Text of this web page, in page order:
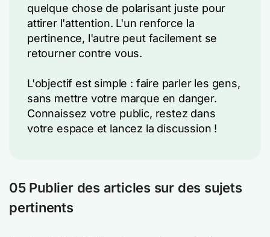
quelque chose de polarisant juste pour
attirer l'attention. L'un renforce la
pertinence, l'autre peut facilement se
retourner contre vous.
L'objectif est simple : faire parler les gens,
sans mettre votre marque en danger.
Connaissez votre public, restez dans
votre espace et lancez la discussion !
05 Publier des articles sur des sujets
pertinents